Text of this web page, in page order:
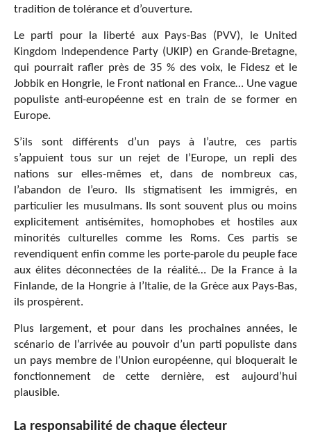
tradition de tolérance et d’ouverture.
Le parti pour la liberté aux Pays-Bas (PVV), le United
Kingdom Independence Party (UKIP) en Grande-Bretagne,
qui pourrait rafler près de 35 % des voix, le Fidesz et le
Jobbik en Hongrie, le Front national en France… Une vague
populiste anti-européenne est en train de se former en
Europe.
S’ils sont différents d’un pays à l’autre, ces partis
s’appuient tous sur un rejet de l’Europe, un repli des
nations sur elles-mêmes et, dans de nombreux cas,
l’abandon de l’euro. Ils stigmatisent les immigrés, en
particulier les musulmans. Ils sont souvent plus ou moins
explicitement antisémites, homophobes et hostiles aux
minorités culturelles comme les Roms. Ces partis se
revendiquent enfin comme les porte-parole du peuple face
aux élites déconnectées de la réalité… De la France à la
Finlande, de la Hongrie à l’Italie, de la Grèce aux Pays-Bas,
ils prospèrent.
Plus largement, et pour dans les prochaines années, le
scénario de l’arrivée au pouvoir d’un parti populiste dans
un pays membre de l’Union européenne, qui bloquerait le
fonctionnement de cette dernière, est aujourd’hui
plausible.
La responsabilité de chaque électeur